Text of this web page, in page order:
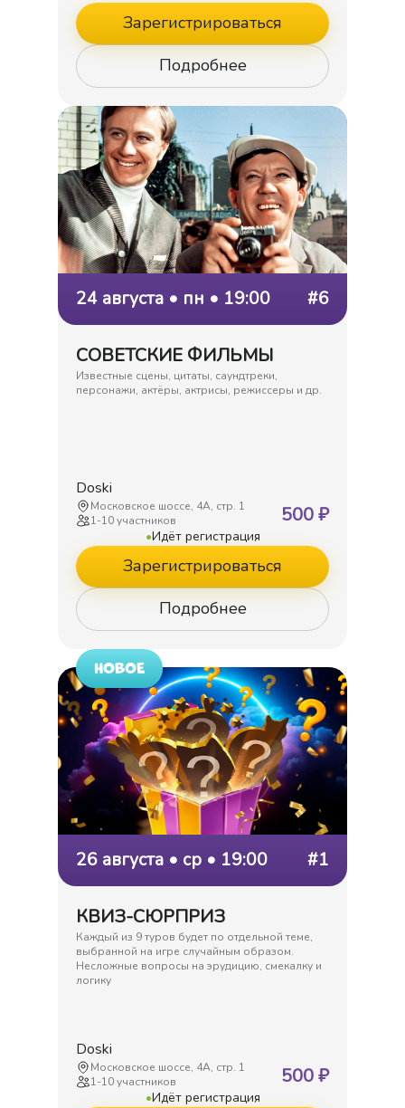
Зарегистрироваться
Подробнее
24 августа • пн • 19:00 #6
СОВЕТСКИЕ ФИЛЬМЫ
Известные сцены, цитаты, саундтреки,
персонажи, актёры, актрисы, режиссеры и др.
Doski
Московское шоссе, 4А, стр. 1
1-10участников 500₽
•Идёт регистрация
Зарегистрироваться
Подробнее
НОВОЕ
26 августа • ср • 19:00 #1
КВИЗ-СЮРПРИЗ
Каждый из 9 туров будет по отдельной теме,
выбранной на игре случайным образом.
Несложные вопросы на эрудицию, смекалку и
логику
Doski
Московское шоссе, 4А, стр. 1
1-10участников 500₽
•Идёт регистрация